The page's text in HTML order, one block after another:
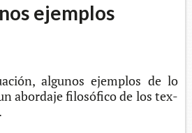
ejemplos
algu­nos ejem­plos de lo
abor­da­je filo­só­fi­co de los tex­